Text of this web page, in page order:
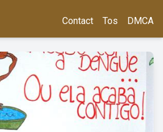
Contact Tos DMCA